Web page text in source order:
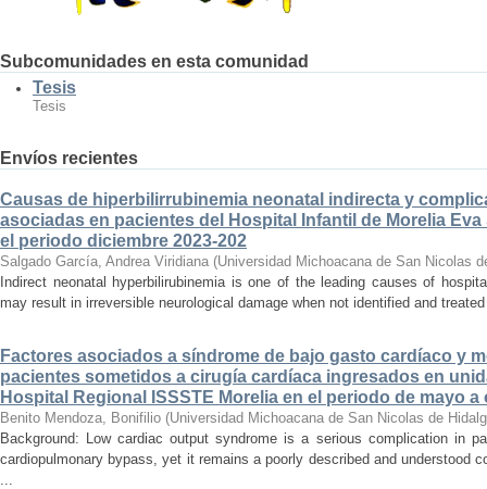
Subcomunidades en esta comunidad
Tesis
Tesis
Envíos recientes
Causas de hiperbilirrubinemia neonatal indirecta y
asociadas en pacientes del Hospital Infantil de Morelia
el periodo diciembre 2023-202
Salgado García, Andrea Viridiana (Universidad Michoacana de San Nicolas
Indirect neonatal hyperbilirubinemia is one of the leading causes of
may result in irreversible neurological damage when not identified and
Factores asociados a síndrome de bajo gasto cardíaco y
pacientes sometidos a cirugía cardíaca ingresados en
Hospital Regional ISSSTE Morelia en el periodo de mayo a
Benito Mendoza, Bonifilio (Universidad Michoacana de San Nicolas de
Background: Low cardiac output syndrome is a serious complication in
cardiopulmonary bypass, yet it remains a poorly described and understood
...